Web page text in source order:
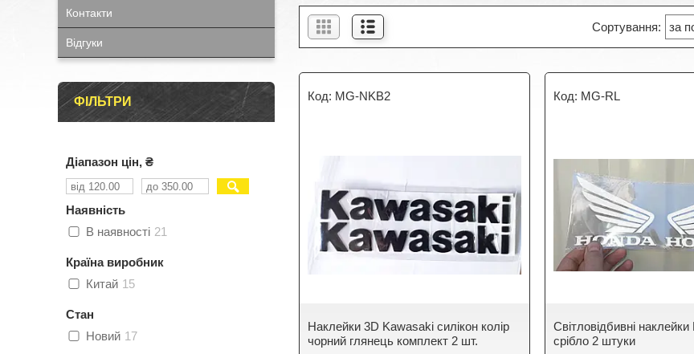
MG-NKB2
Наклейки 3D Kawasaki силікон колір
чорний глянець комплект 2 шт.
MG-RL
Світловідбивні наклейки
срібло 2 штуки
Контакти
Відгуки
ФІЛЬТРИ
Діапазон цін, ₴
Наявність
В наявності 21
Країна виробник
Китай 15
Стан
Новий 17